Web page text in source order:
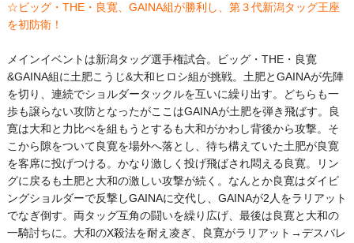
☆ビッグ・THE・良寛、GAINA組が勝利し、第３代新潟タッグ王座
を初防衛！
メインイベントは新潟タッグ選手権試合。ビッグ・THE・良寛
&GAINA組に土肥こうじ&大和ヒロシ組が挑戦。土肥とGAINAが先陣
を切り、連続でショルダータックルを互いに繰り出す。どちらも一
歩も譲らない攻防となったがここはGAINAが土肥を弾き飛ばす。良
寛は大和と力比べを組もうとするも大和がかわし背後から攻撃。そ
こから隙をついて良寛を場外へ落とし、待ち構えていた土肥が良寛
を客席に投げつける。かなり激しく投げ飛ばされ悶える良寛。リン
グに戻るも土肥と大和の激しい攻撃が続く。なんとか良寛はダイビ
ングショルダーで反撃しGAINAに交代し、GAINAが2人をラリアット
でなぎ倒す。両タッグ互角の闘いを繰り広げ、最後は良寛と大和の
一騎討ちに。大和のX殺法を耐え凌ぎ、良寛がラリアット→デスバレ